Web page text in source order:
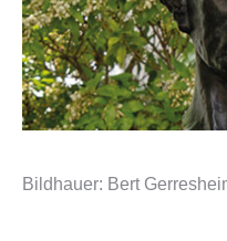
Bildhauer: Bert